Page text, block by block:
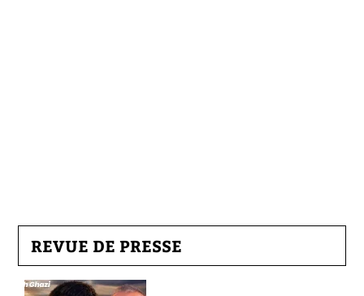
REVUE DE PRESSE